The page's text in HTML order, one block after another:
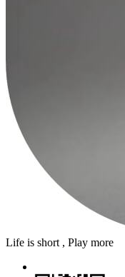
Life is short , Play more